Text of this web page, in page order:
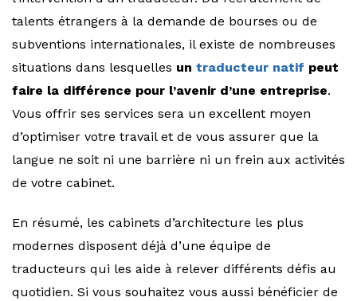
talents étrangers à la demande de bourses ou de
subventions internationales, il existe de nombreuses
situations dans lesquelles un traducteur natif peut
faire la différence pour l’avenir d’une entreprise.
Vous offrir ses services sera un excellent moyen
d’optimiser votre travail et de vous assurer que la
langue ne soit ni une barrière ni un frein aux activités
de votre cabinet.
En résumé, les cabinets d’architecture les plus
modernes disposent déjà d’une équipe de
traducteurs qui les aide à relever différents défis au
quotidien. Si vous souhaitez vous aussi bénéficier de